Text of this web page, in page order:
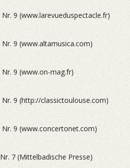
9 (www.larevueduspectacle.fr)
9 (www.altamusica.com)
9 (www.on-mag.fr)
9 (http://classictoulouse.com)
9 (www.concertonet.com)
7 (Mittelbadische Presse)